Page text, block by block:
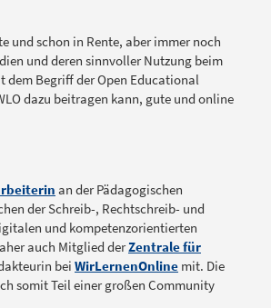
und schon in Rente, aber immer noch
und deren sinnvoller Nutzung beim
dem Begriff der Open Educational
dazu beitragen kann, gute und online
an der Pädagogischen
der Schreib-, Rechtschreib- und
und kompetenzorientierten
auch Mitglied derZentrale für
bei WirLernenOnline mit. Die
somit Teil einer großen Community